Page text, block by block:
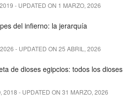
- UPDATED ON 1 MARZO, 2026
del infierno: la jerarquía
- UPDATED ON 25 ABRIL, 2026
de dioses egipcios: todos los dioses
2018 - UPDATED ON 31 MARZO, 2026